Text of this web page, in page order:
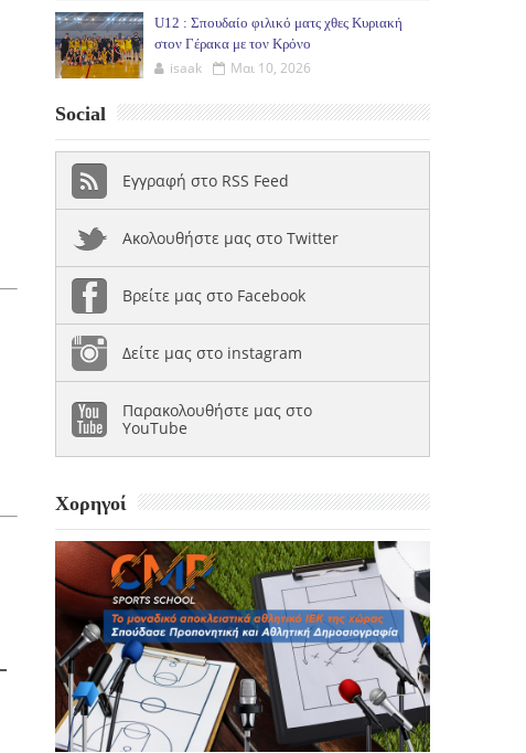
U12 : Σπουδαίο φιλικό ματς χθες Κυριακή
στον Γέρακα με τον Κρόνο
isaak Μαι 10, 2026
Social
Εγγραφή στο RSS Feed
Ακολουθήστε μας στο Twitter
Βρείτε μας στο Facebook
Δείτε μας στο instagram
Παρακολουθήστε μας στο
YouTube
Χορηγοί